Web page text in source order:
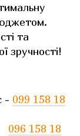
та
зручності!
- 099 158 18
096 158 18